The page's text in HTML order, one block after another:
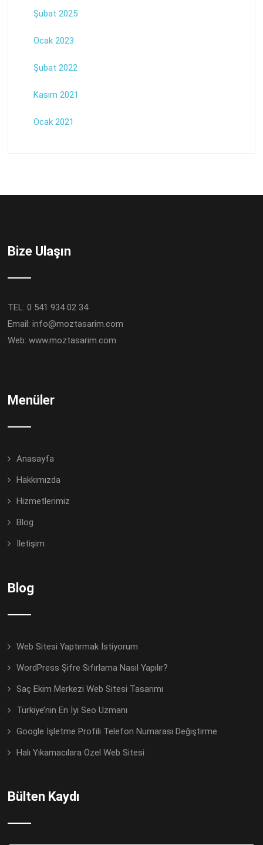
Şubat 2025
Ocak 2023
Şubat 2022
Kasım 2021
Ocak 2021
Bize Ulaşın
TEL: 0 541 934 02 34
Email:info@moztasarim.com
Web:www.moztasarim.com
Menüler
Anasayfa
Hakkımızda
Hizmetlerimiz
Blog
İletişim
Blog
Web Sitesi Yaptırmak İstiyorum
WordPress Şifre Sıfırlama Nasıl Yapılır?
Saç Ekim Merkezi Web Sitesi Tasarımı
Türkiye’nin En İyi Seo Uzmanı
Google İşletme Profili Telefon Numarası Değiştirme
Halı Yıkamacılara Özel Web Sitesi
Bülten Kaydı